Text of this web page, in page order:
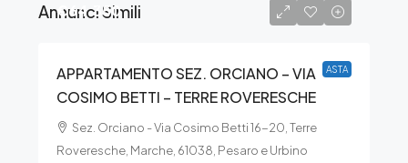
Annunci Simili
ASTA
€64.350
APPARTAMENTO SEZ. ORCIANO – VIA
COSIMO BETTI – TERRE ROVERESCHE
Sez. Orciano - Via Cosimo Betti 16-20, Terre
Roveresche, Marche, 61038, Pesaro e Urbino